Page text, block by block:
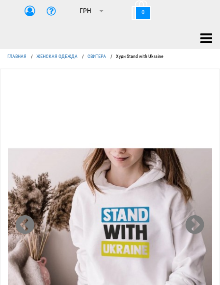
0
ГЛАВНАЯ / ЖЕНСКАЯ ОДЕЖДА / СВИТЕРА / Худи Stand with Ukraine